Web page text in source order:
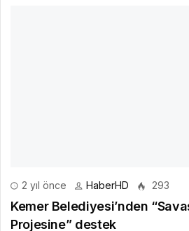
DEVAMINI OKU